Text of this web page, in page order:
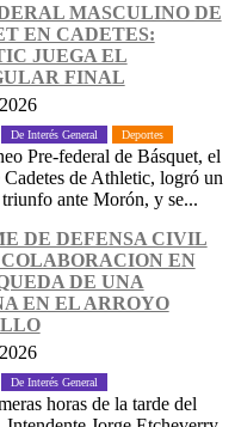
MASCULINO DE
EN CADETES:
JUEGA EL
FINAL
De Interés General Deportes
Pre-federal de Básquet, el
Cadetes de Athletic, logró un
triunfo ante Morón, y se...
DE DEFENSA CIVIL
EN
DE UNA
EN EL ARROYO
De Interés General
horas de la tarde del